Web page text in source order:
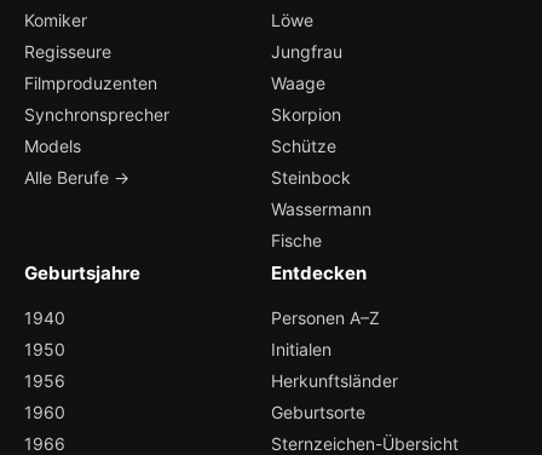
Komiker
Regisseure
Filmproduzenten
Synchronsprecher
Models
Alle Berufe →
Löwe
Jungfrau
Waage
Skorpion
Schütze
Steinbock
Wassermann
Fische
Geburtsjahre
1940
1950
1956
1960
1966
Entdecken
Personen A–Z
Initialen
Herkunftsländer
Geburtsorte
Sternzeichen-Übersicht